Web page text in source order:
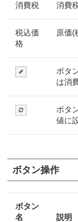
消費税 消費
税込価
格
原価(
ボタ
は消
ボタ
値に
ボタン操作
ボタン
名
説明